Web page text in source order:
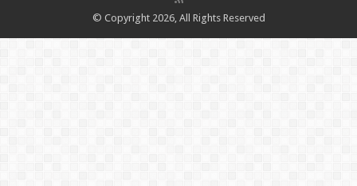
© Copyright 2026, All Rights Reserved